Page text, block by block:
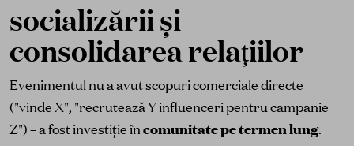
socializării și
consolidarea relațiilor
Evenimentul nu a avut scopuri comerciale directe
("vinde X", "recrutează Y influenceri pentru campanie
Z") – a fost investiție încomunitate pe termen lung.